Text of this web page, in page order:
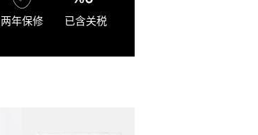
两年保修 已含关税